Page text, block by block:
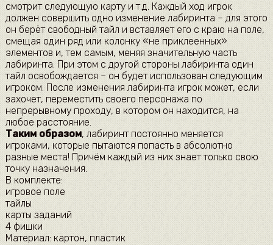
смотрит следующую карту и т.д. Каждый ход игрок
должен совершить одно изменение лабиринта – для этого
он берёт свободный тайл и вставляет его с краю на поле,
смещая один ряд или колонку «не приклеенных»
элементов и, тем самым, меняя значительную часть
лабиринта. При этом с другой стороны лабиринта один
тайл освобождается – он будет использован следующим
игроком. После изменения лабиринта игрок может, если
захочет, переместить своего персонажа по
непрерывному проходу, в котором он находится, на
любое расстояние.
Таким образом, лабиринт постоянно меняется
игроками, которые пытаются попасть в абсолютно
разные места! Причём каждый из них знает только свою
точку назначения.
В комплекте:
игровое поле
тайлы
карты заданий
4 фишки
Материал: картон, пластик